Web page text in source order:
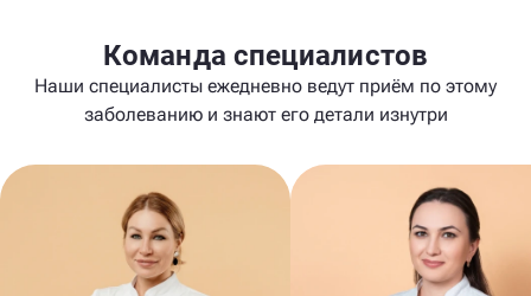
Команда специалистов
Наши специалисты ежедневно ведут приём по этому
заболеванию и знают его детали изнутри